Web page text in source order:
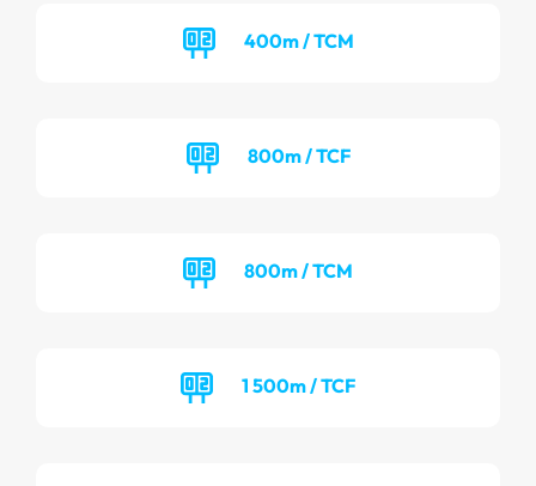
400m / TCM
800m / TCF
800m / TCM
1 500m / TCF